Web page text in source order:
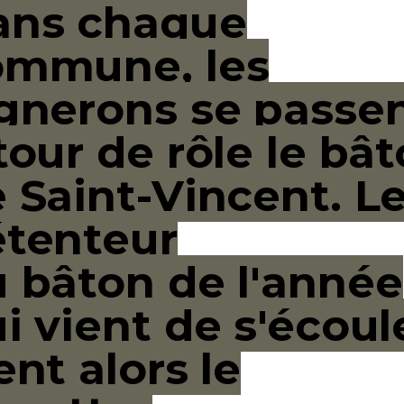
chaque
les
se
de rôle le
Saint-Vincent.
bâton de l'année
vient de
alors le